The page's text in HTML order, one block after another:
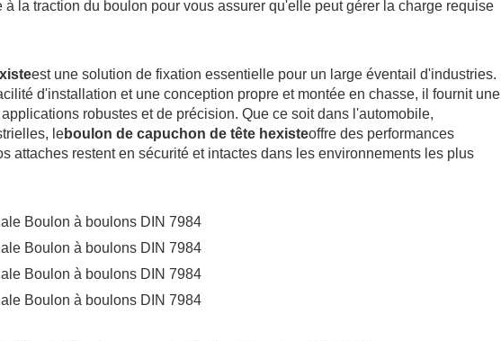
à la traction du boulon pour vous assurer qu'elle peut gérer la charge requise
est une solution de fixation essentielle pour un large éventail d'industries.
d'installation et une conception propre et montée en chasse, il fournit une
robustes et de précision. Que ce soit dans l'automobile,
leboulon de capuchon de tête hexisteoffre des performances
attaches restent en sécurité et intactes dans les environnements les plus